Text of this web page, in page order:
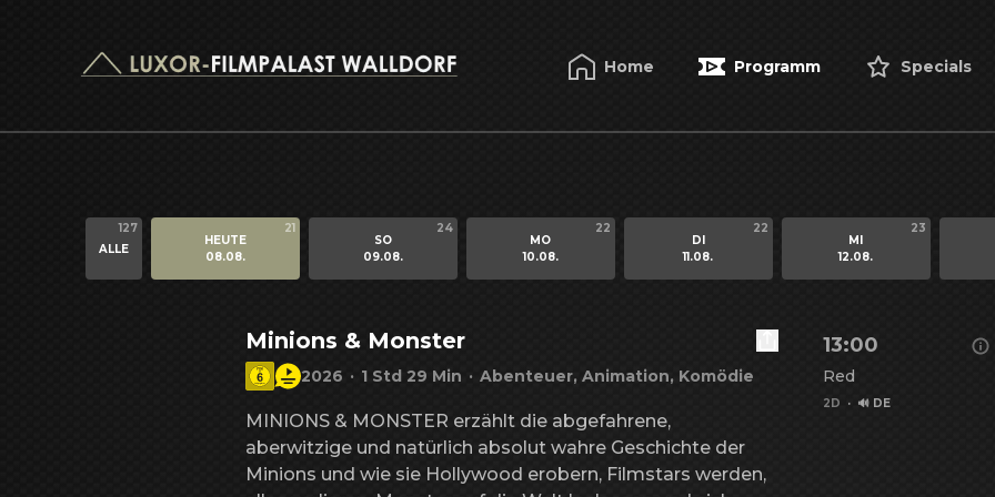
Home Programm Specials
127
ALLE
21
HEUTE
08.08.
24
SO
09.08.
22
MO
10.08.
22
DI
11.08.
23
MI
12.08.
Minions & Monster
2026 · 1 Std 29 Min · Abenteuer, Animation, Komödie
MINIONS & MONSTER erzählt die abgefahrene,
aberwitzige und natürlich absolut wahre Geschichte der
Minions und wie sie Hollywood erobern, Filmstars werden,
13:00
Red
2D · 🔊 DE